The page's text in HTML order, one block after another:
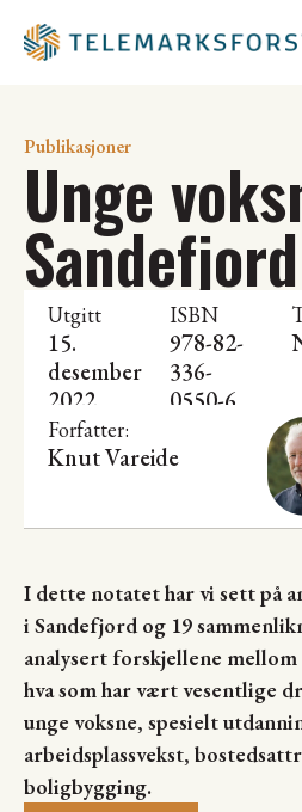
Publikasjoner
Unge
Sandefjord
Utgitt
15.
desember
2022
ISBN
978-82-
336-
0550-6
Forfatter:
Knut Vareide
I dette notatet har vi sett på
i Sandefjord og 19
analysert forskjellene mellom
hva som har vært vesentlige
unge voksne, spesielt
arbeidsplassvekst,
boligbygging.